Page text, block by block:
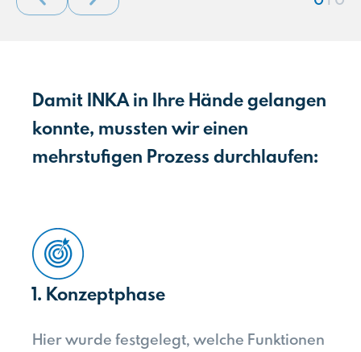
oder ergänzend zu Ihren Medikamenten.
Previous slide
Next slide
Damit INKA in Ihre Hände gelangen
konnte, mussten wir einen
mehrstufigen Prozess durchlaufen:
1. Konzeptphase
Hier wurde festgelegt, welche Funktionen